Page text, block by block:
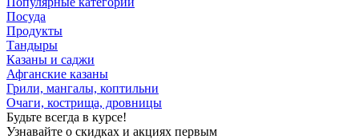
Посуда
Продукты
Тандыры
Казаны и саджи
Афганские казаны
Грили, мангалы, коптильни
Очаги, кострища, дровницы
Будьте всегда в курсе!
Узнавайте о скидках и акциях первым